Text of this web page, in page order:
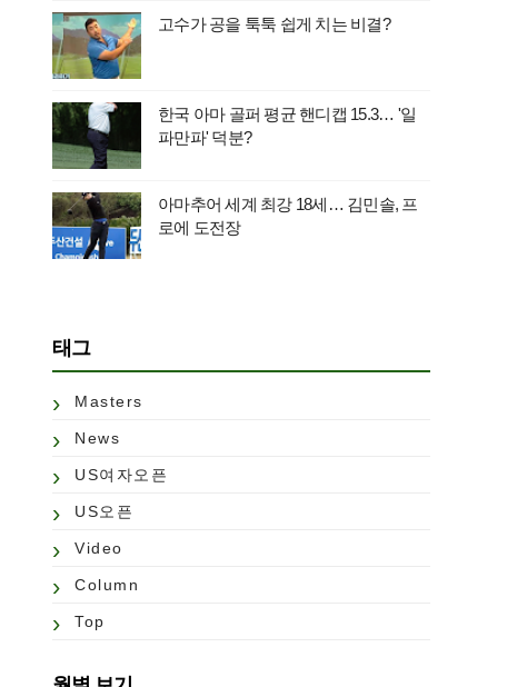
고수가 공을 툭툭 쉽게 치는 비결?
한국 아마 골퍼 평균 핸디캡 15.3… '일
파만파' 덕분?
아마추어 세계 최강 18세… 김민솔, 프
로에 도전장
태그
Masters
News
US여자오픈
US오픈
Video
Column
Top